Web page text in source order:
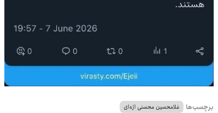
برچسب‌ها غلامحسین محسنی اژه‌ای